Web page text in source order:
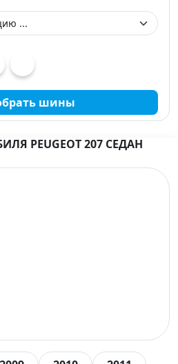
шины
PEUGEOT 207 СЕДАН